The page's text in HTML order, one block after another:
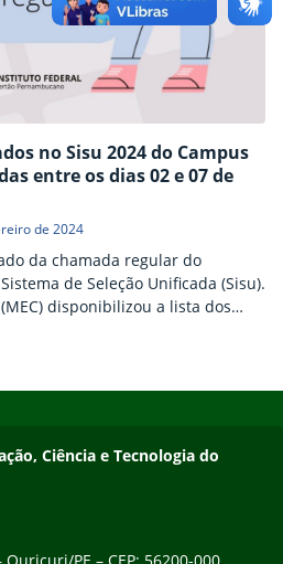
no Sisu 2024 do Campus
entre os dias 02 e 07 de
de 2024
da chamada regular do
de Seleção Unificada (Sisu).
disponibilizou a lista dos
Ciência e Tecnologia do